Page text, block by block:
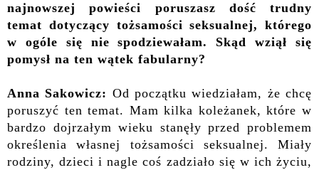
najnowszej powieści poruszasz dość trudny
temat dotyczący tożsamości seksualnej, którego
w ogóle się nie spodziewałam. Skąd wziął się
pomysł na ten wątek fabularny?
Anna Sakowicz: Od początku wiedziałam, że chcę
poruszyć ten temat. Mam kilka koleżanek, które w
bardzo dojrzałym wieku stanęły przed problemem
określenia własnej tożsamości seksualnej. Miały
rodziny, dzieci i nagle coś zadziało się w ich życiu,